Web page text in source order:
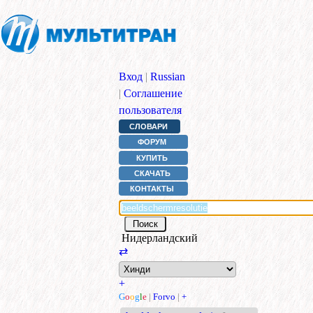
Вход | Russian
| Соглашение
пользователя
СЛОВАРИ
ФОРУМ
КУПИТЬ
СКАЧАТЬ
КОНТАКТЫ
Нидерландский
⇄
+
Google | Forvo | +